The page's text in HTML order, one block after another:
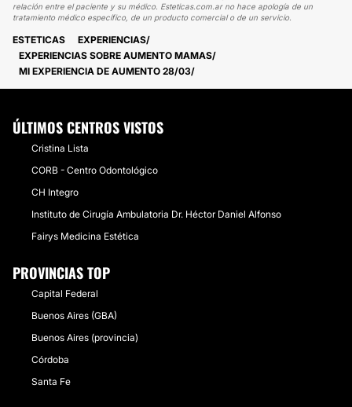
relación entre el paciente y su médico. Esteticas.com.ar no hace apología de un
tratamiento médico específico, de un producto comercial o de un servicio.
ESTETICAS
EXPERIENCIAS
EXPERIENCIAS SOBRE AUMENTO MAMAS
MI EXPERIENCIA DE AUMENTO 28/03
ÚLTIMOS CENTROS VISTOS
Cristina Lista
CORB - Centro Odontológico
CH Integro
Instituto de Cirugía Ambulatoria Dr. Héctor Daniel Alfonso
Fairys Medicina Estética
PROVINCIAS TOP
Capital Federal
Buenos Aires (GBA)
Buenos Aires (provincia)
Córdoba
Santa Fe